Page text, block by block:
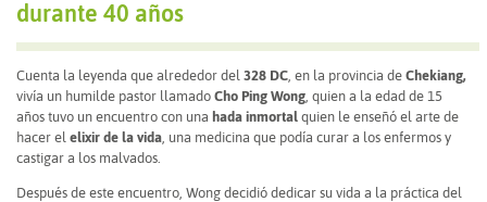
durante 40 años
Cuenta la leyenda que alrededor del 328 DC , en la provincia de Chekiang,
vivía un humilde pastor llamado Cho Ping Wong , quien a la edad de 15
años tuvo un encuentro con una hada inmortal quien le enseñó el arte de
hacer el elixir de la vida , una medicina que podía curar a los enfermos y
castigar a los malvados.
Después de este encuentro, Wong decidió dedicar su vida a la práctica del